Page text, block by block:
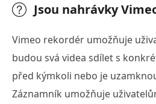
Jsou nahrávky
Vimeo rekordér umožňuje
budou svá videa sdílet s
před kýmkoli nebo je
Záznamník umožňuje